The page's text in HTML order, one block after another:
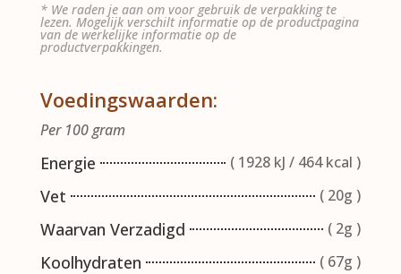
* We raden je aan om voor gebruik de verpakking te
lezen. Mogelijk verschilt informatie op de productpagina
van de werkelijke informatie op de
productverpakkingen.
Voedingswaarden:
Per 100 gram
Energie ( 1928 kJ / 464 kcal )
Vet ( 20g )
Waarvan Verzadigd ( 2g )
Koolhydraten ( 67g )